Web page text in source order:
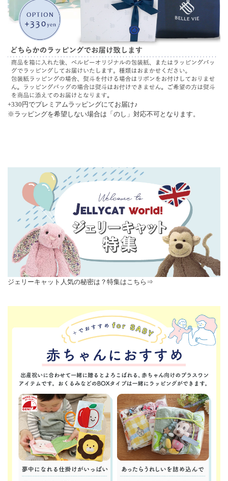
+330円でプレミアムラッピングにてお届け♪
※ラッピングを希望しない場合は「のし」対応不可となります。
ジェリーキャット人気の秘密は？特集はこちら⇒